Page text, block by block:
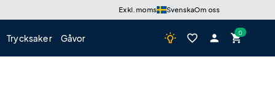
Exkl. moms SvenskaOm oss
Trycksaker Gåvor wb_incandescent favorite_border person shopping_cart